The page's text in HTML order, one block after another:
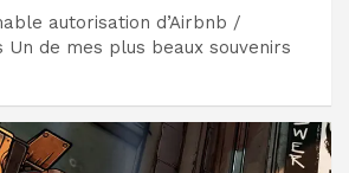
autorisation d’Airbnb /
Un de mes plus beaux souvenirs